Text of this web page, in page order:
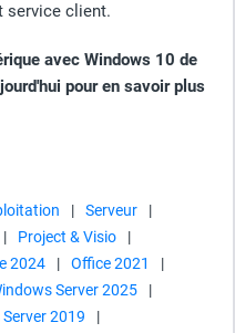
service client.
avec Windows 10 de
pour en savoir plus
| Serveur
|
| Project & Visio
|
2024 | Office 2021
|
Server 2025
|
2019
|